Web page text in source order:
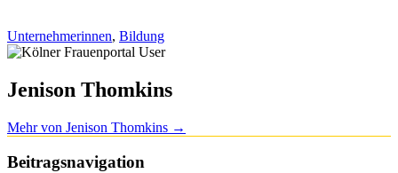
Unternehmerinnen, Bildung
Jenison Thomkins
Mehr von Jenison Thomkins →
Beitragsnavigation